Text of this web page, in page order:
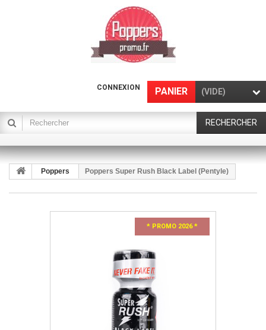
PANIER (VIDE)
CONNEXION
RECHERCHER
Poppers Poppers Super Rush Black Label (Pentyle)
* PROMO 2026 *